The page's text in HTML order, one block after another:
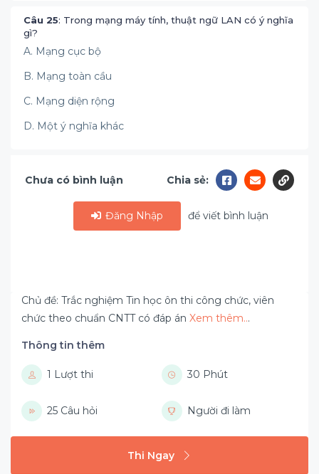
Câu 25: Trong mạng máy tính, thuật ngữ LAN có ý nghĩa
gì?
A. Mạng cục bộ
B. Mạng toàn cầu
C. Mạng diện rộng
D. Một ý nghĩa khác
Chưa có bình luận Chia sẻ:
Đăng Nhập để viết bình luận
Chủ đề: Trắc nghiệm Tin học ôn thi công chức, viên
chức theo chuẩn CNTT có đáp án Xem thêm...
Thông tin thêm
1 Lượt thi 30 Phút
25 Câu hỏi Người đi làm
Thi Ngay